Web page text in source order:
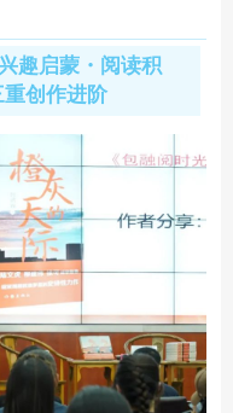
趣启蒙・阅读积
创作进阶